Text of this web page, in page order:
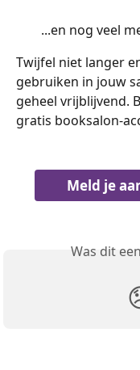
...en nog veel
Twijfel niet langer
gebruiken in jouw
geheel vrijblijvend.
gratis booksalon-
Meld je
Was dit